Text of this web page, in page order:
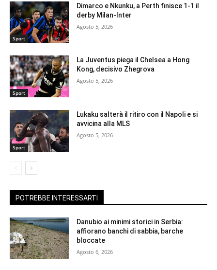
Sport
Dimarco e Nkunku, a Perth finisce 1-1 il
derby Milan-Inter
Agosto 5, 2026
Sport
La Juventus piega il Chelsea a Hong
Kong, decisivo Zhegrova
Agosto 5, 2026
Sport
Lukaku salterà il ritiro con il Napoli e si
avvicina alla MLS
Agosto 5, 2026
POTREBBE INTERESSARTI
Danubio ai minimi storici in Serbia:
affiorano banchi di sabbia, barche
bloccate
Agosto 6, 2026